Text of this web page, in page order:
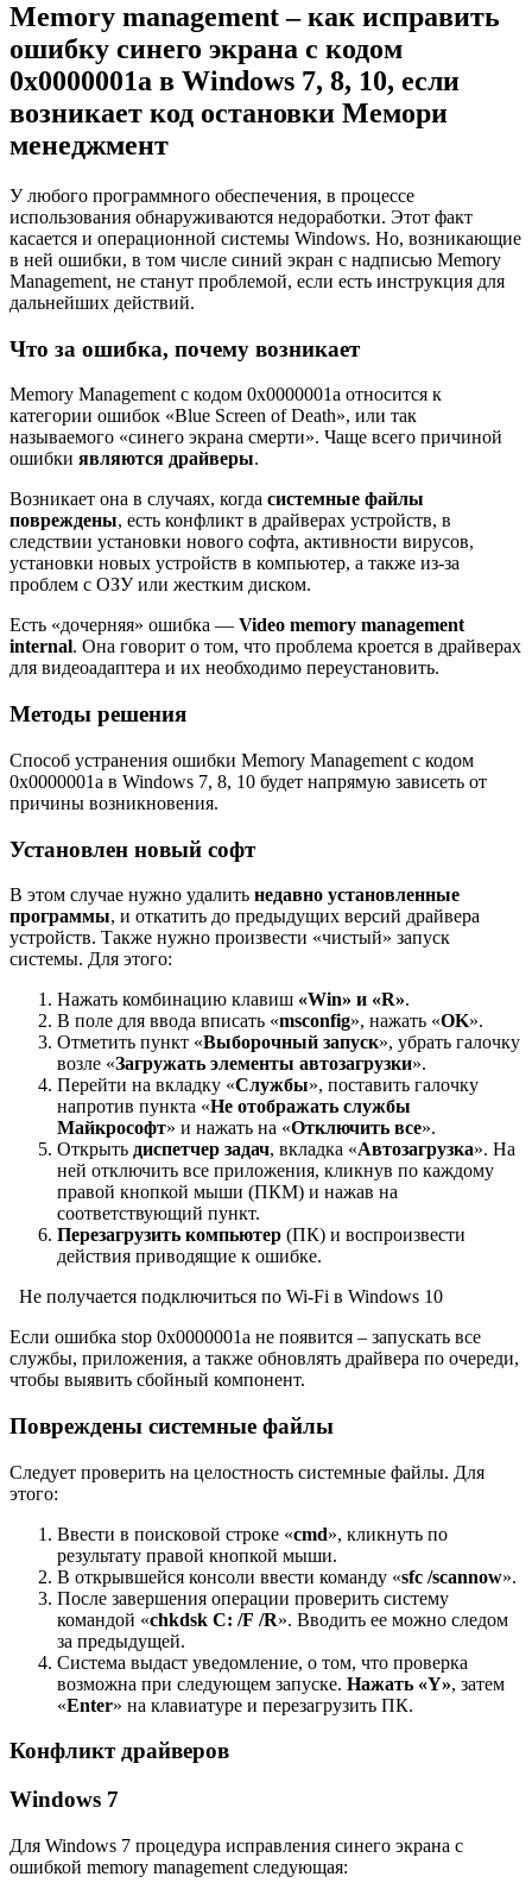
Memory management – как исправить
ошибку синего экрана с кодом
0x0000001a в Windows 7, 8, 10, если
возникает код остановки Мемори
менеджмент
У любого программного обеспечения, в процессе
использования обнаруживаются недоработки. Этот факт
касается и операционной системы Windows. Но, возникающие
в ней ошибки, в том числе синий экран с надписью Memory
Management, не станут проблемой, если есть инструкция для
дальнейших действий.
Что за ошибка, почему возникает
Memory Management с кодом 0x0000001a относится к
категории ошибок «Blue Screen of Death», или так
называемого «синего экрана смерти». Чаще всего причиной
ошибки являются драйверы.
Возникает она в случаях, когда системные файлы
повреждены, есть конфликт в драйверах устройств, в
следствии установки нового софта, активности вирусов,
установки новых устройств в компьютер, а также из-за
проблем с ОЗУ или жестким диском.
Есть «дочерняя» ошибка — Video memory management
internal. Она говорит о том, что проблема кроется в драйверах
для видеоадаптера и их необходимо переустановить.
Методы решения
Способ устранения ошибки Memory Management с кодом
0x0000001a в Windows 7, 8, 10 будет напрямую зависеть от
причины возникновения.
Установлен новый софт
В этом случае нужно удалить недавно установленные
программы, и откатить до предыдущих версий драйвера
устройств. Также нужно произвести «чистый» запуск
системы. Для этого:
Нажать комбинацию клавиш «Win» и «R».
В поле для ввода вписать «msconfig», нажать «OK».
Отметить пункт «Выборочный запуск», убрать галочку
возле «Загружать элементы автозагрузки».
Перейти на вкладку «Службы», поставить галочку
напротив пункта «Не отображать службы
Майкрософт» и нажать на «Отключить все».
Открыть диспетчер задач, вкладка «Автозагрузка». На
ней отключить все приложения, кликнув по каждому
правой кнопкой мыши (ПКМ) и нажав на
соответствующий пункт.
Перезагрузить компьютер (ПК) и воспроизвести
действия приводящие к ошибке.
Не получается подключиться по Wi-Fi в Windows 10
Если ошибка stop 0x0000001a не появится – запускать все
службы, приложения, а также обновлять драйвера по очереди,
чтобы выявить сбойный компонент.
Повреждены системные файлы
Следует проверить на целостность системные файлы. Для
этого:
Ввести в поисковой строке «cmd», кликнуть по
результату правой кнопкой мыши.
В открывшейся консоли ввести команду «sfc /scannow».
После завершения операции проверить систему
командой «chkdsk C: /F /R». Вводить ее можно следом
за предыдущей.
Система выдаст уведомление, о том, что проверка
возможна при следующем запуске. Нажать «Y», затем
«Enter» на клавиатуре и перезагрузить ПК.
Конфликт драйверов
Windows 7
Для Windows 7 процедура исправления синего экрана с
ошибкой memory management следующая: